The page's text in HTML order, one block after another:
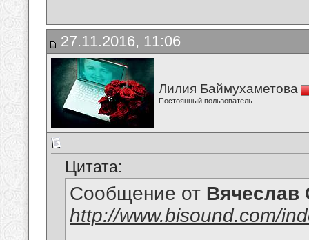
27.11.2016, 11:06
Лилия Баймухаметова
Постоянный пользователь
Цитата:
Сообщение от Вячеслав
http://www.bisound.com/